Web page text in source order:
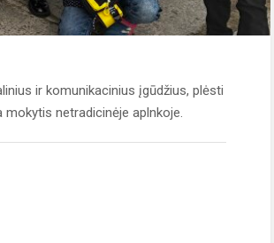
ir komunikacinius įgūdžius, plėsti
netradicinėje aplnkoje.